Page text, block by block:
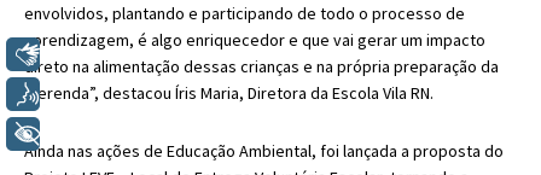
envolvidos, plantando e participando de todo o processo de
aprendizagem, é algo enriquecedor e que vai gerar um impacto
direto na alimentação dessas crianças e na própria preparação da
merenda”, destacou Íris Maria, Diretora da Escola Vila RN.
Ainda nas ações de Educação Ambiental, foi lançada a proposta do
Libras
Voz